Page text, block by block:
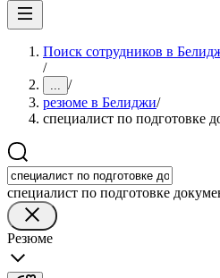
Поиск сотрудников в
/
... /
резюме в Белиджи/
специалист по подготовке
специалист по подготовке
Резюме